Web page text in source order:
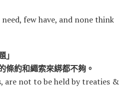
few have, and none think
條約和繩索來綁都不夠。
are not to be held by treaties &